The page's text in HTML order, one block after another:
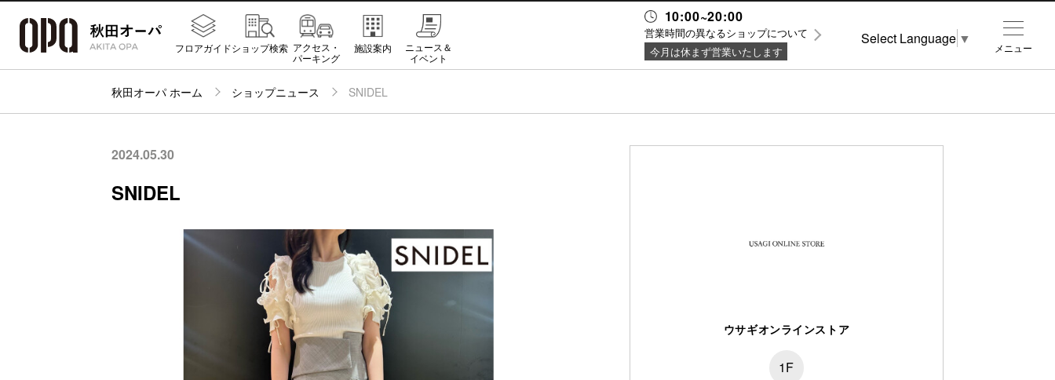
10:00~20:00
営業時間の異なるショップについて
今月は休まず営業いたします
フロアガイドショップ検索 アクセス・
パーキング
施設案内
ニュース＆
イベント
秋田オーパ ホーム ショップニュース SNIDEL
2024.05.30
SNIDEL
ウサギオンラインストア
1F
メニュー
Select Language ▼